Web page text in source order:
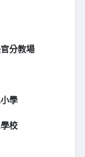
分教場
學
校